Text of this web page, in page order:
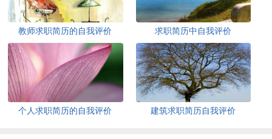
教师求职简历的自我评价 求职简历中自我评价
个人求职简历的自我评价 建筑求职简历自我评价